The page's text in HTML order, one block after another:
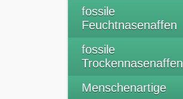
fossile
Feuchtnasenaffen
fossile
Trockennasenaffen
Menschenartige